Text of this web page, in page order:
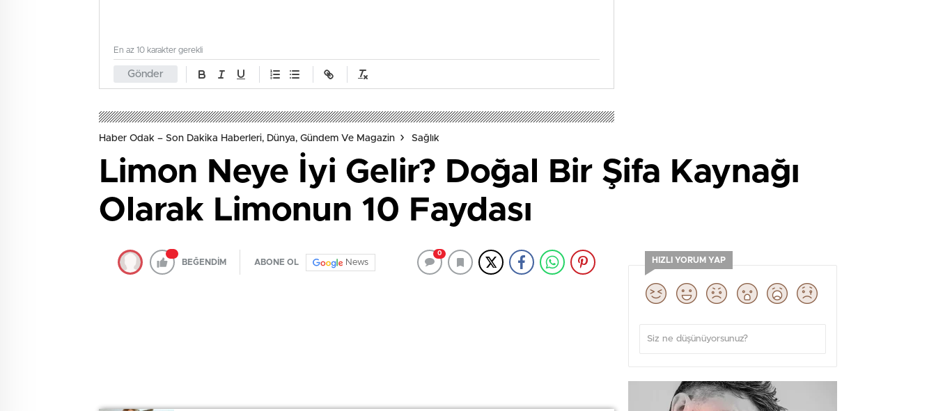
Gönder
En az 10 karakter gerekli
Haber Odak – Son Dakika Haberleri, Dünya, Gündem Ve Magazin Sağlık
Limon Neye İyi Gelir? Doğal Bir Şifa Kaynağı
Olarak Limonun 10 Faydası
BEĞENDİM ABONE OL News
0
HIZLI YORUM YAP